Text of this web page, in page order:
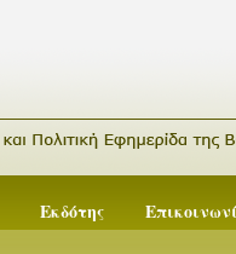
Εκδότης